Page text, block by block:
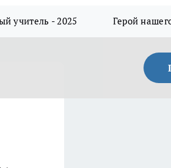
учитель - 2025 Герой